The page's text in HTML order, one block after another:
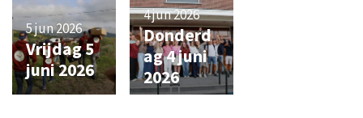
Vrijdag 5
juni 2026
5 jun 2026
Donderd
ag 4 juni
2026
4 jun 2026